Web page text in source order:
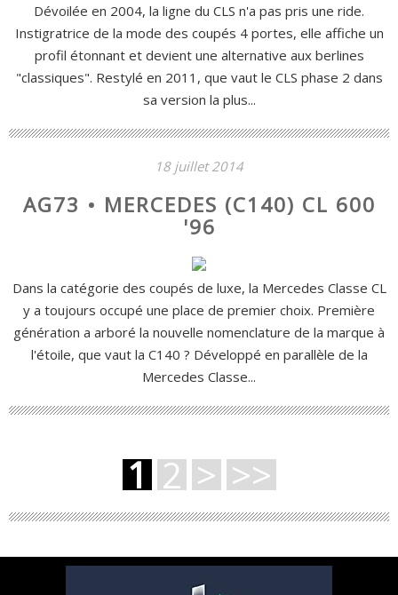
Dévoilée en 2004, la ligne du CLS n'a pas pris une ride.
Instigratrice de la mode des coupés 4 portes, elle affiche un
profil étonnant et devient une alternative aux berlines
"classiques". Restylé en 2011, que vaut le CLS phase 2 dans
sa version la plus...
18 juillet 2014
AG73 • MERCEDES (C140) CL 600
'96
Dans la catégorie des coupés de luxe, la Mercedes Classe CL
y a toujours occupé une place de premier choix. Première
génération a arboré la nouvelle nomenclature de la marque à
l'étoile, que vaut la C140 ? Développé en parallèle de la
Mercedes Classe...
1 2 > >>